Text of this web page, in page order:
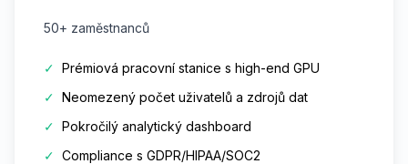
50+ zaměstnanců
✓ Prémiová pracovní stanice s high-end GPU
✓ Neomezený počet uživatelů a zdrojů dat
✓ Pokročilý analytický dashboard
✓ Compliance s GDPR/HIPAA/SOC2